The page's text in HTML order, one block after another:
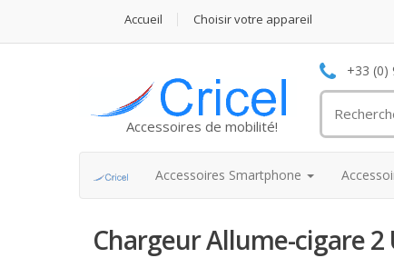
Accueil Choisir votre appareil
Accessoires de mobilité!
+33 (0)
Accessoires Smartphone
Chargeur Allume-cigare 2